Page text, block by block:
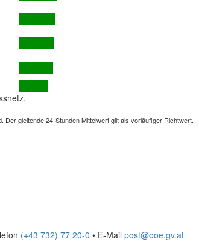
gleitende 24-Stunden Mittelwert gilt als vorläufiger Richtwert.
(+43 732) 77 20-0 • E-Mail post@ooe.gv.at